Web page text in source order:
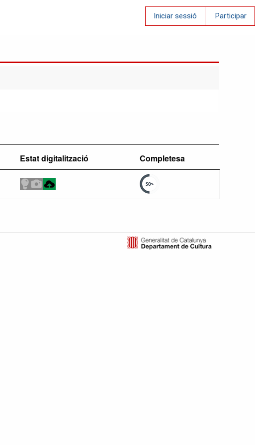
Iniciar sessió Participar
Estat digitalització Completesa